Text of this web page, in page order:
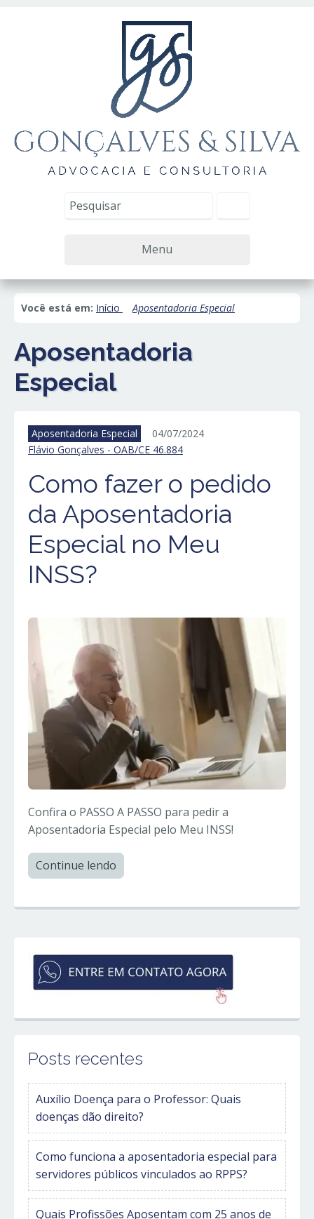
Menu
Você está em: Início Aposentadoria Especial
Aposentadoria
Especial
Aposentadoria Especial
04/07/2024
Flávio Gonçalves - OAB/CE 46.884
Como fazer o pedido
da Aposentadoria
Especial no Meu
INSS?
Confira o PASSO A PASSO para pedir a
Aposentadoria Especial pelo Meu INSS!
Continue lendo
Posts recentes
Auxílio Doença para o Professor: Quais
doenças dão direito?
Como funciona a aposentadoria especial para
servidores públicos vinculados ao RPPS?
Quais Profissões Aposentam com 25 anos de